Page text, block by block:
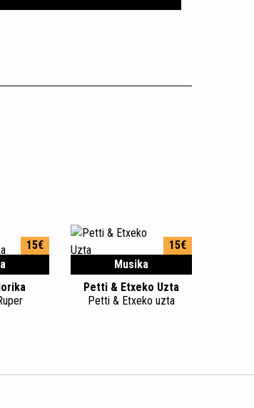
15€
Musika
15€
Petti & Etxeko Uzta
Petti & Etxeko uzta